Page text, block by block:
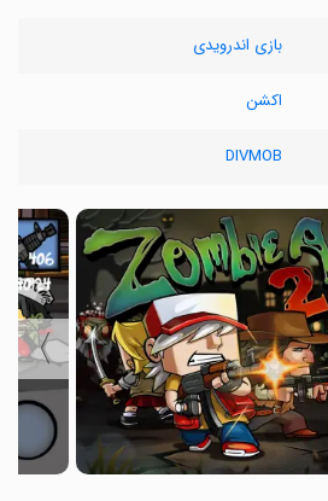
بازی اندرویدی
اکشن
DIVMOB
〉